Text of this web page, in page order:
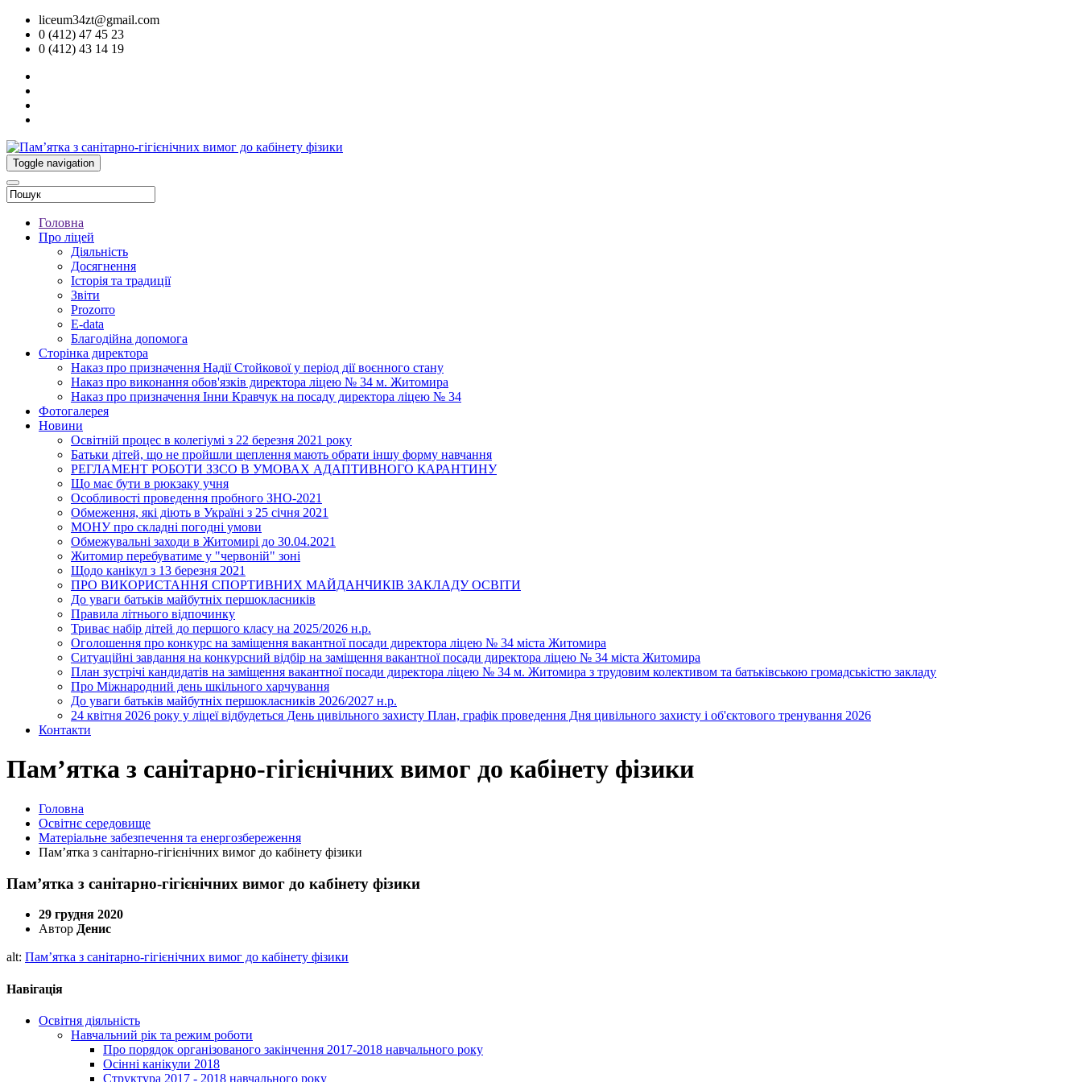
liceum34zt@gmail.com
0 (412) 47 45 23
0 (412) 43 14 19
Toggle navigation
Головна
Про ліцей
Діяльність
Досягнення
Історія та традиції
Звіти
Prozorro
E-data
Благодійна допомога
Сторінка директора
Наказ про призначення Надії Стойкової у період дії воєнного стану
Наказ про виконання обов'язків директора ліцею № 34 м. Житомира
Наказ про призначення Інни Кравчук на посаду директора ліцею № 34
Фотогалерея
Новини
Освітній процес в колегіумі з 22 березня 2021 року
Батьки дітей, що не пройшли щеплення мають обрати іншу форму навчання
РЕГЛАМЕНТ РОБОТИ ЗЗСО В УМОВАХ АДАПТИВНОГО КАРАНТИНУ
Що має бути в рюкзаку учня
Особливості проведення пробного ЗНО-2021
Обмеження, які діють в Україні з 25 січня 2021
МОНУ про складні погодні умови
Обмежувальні заходи в Житомирі до 30.04.2021
Житомир перебуватиме у "червоній" зоні
Щодо канікул з 13 березня 2021
ПРО ВИКОРИСТАННЯ СПОРТИВНИХ МАЙДАНЧИКІВ ЗАКЛАДУ ОСВІТИ
До уваги батьків майбутніх першокласників
Правила літнього відпочинку
Триває набір дітей до першого класу на 2025/2026 н.р.
Оголошення про конкурс на заміщення вакантної посади директора ліцею № 34 міста Житомира
Ситуаційні завдання на конкурсний відбір на заміщення вакантної посади директора ліцею № 34 міста Житомира
План зустрічі кандидатів на заміщення вакантної посади директора ліцею № 34 м. Житомира з трудовим колективом та батьківською громадськістю закладу
Про Міжнародний день шкільного харчування
До уваги батьків майбутніх першокласників 2026/2027 н.р.
24 квітня 2026 року у ліцеї відбудеться День цивільного захисту План, графік проведення Дня цивільного захисту і об'єктового тренування 2026
Контакти
Пам’ятка з санітарно-гігієнічних вимог до кабінету фізики
Головна
Освітнє середовище
Матеріальне забезпечення та енергозбереження
Пам’ятка з санітарно-гігієнічних вимог до кабінету фізики
Пам’ятка з санітарно-гігієнічних вимог до кабінету фізики
29 грудня 2020
Автор Денис
alt: Пам’ятка з санітарно-гігієнічних вимог до кабінету фізики
Навігація
Освітня діяльність
Навчальний рік та режим роботи
Про порядок організованого закінчення 2017-2018 навчального року
Осінні канікули 2018
Структура 2017 - 2018 навчального року